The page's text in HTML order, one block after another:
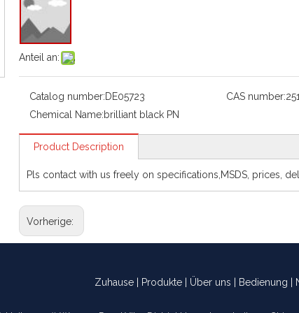
Anteil an:
Catalog number:DE05723 CAS number:
Chemical Name:brilliant black PN
Product Description
Pls contact with us freely on specifications,MSDS, prices,
Vorherige:
Zuhause Produkte Über uns Bedienung